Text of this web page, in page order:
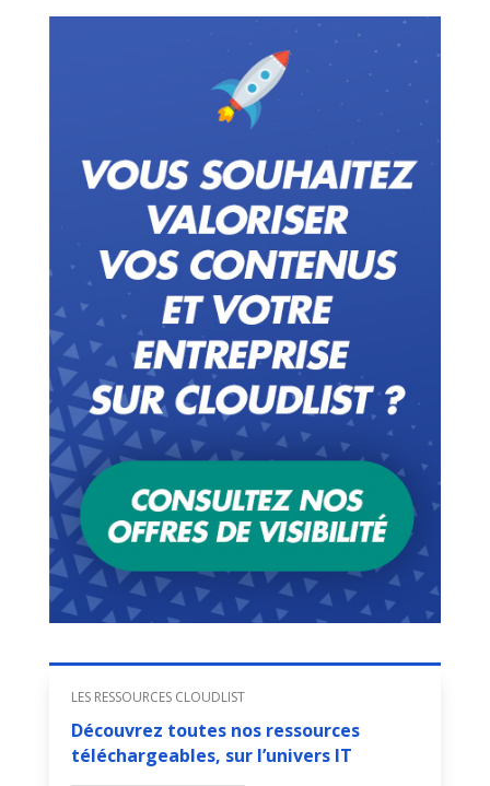
LES RESSOURCES CLOUDLIST
Découvrez toutes nos ressources
téléchargeables, sur l’univers IT